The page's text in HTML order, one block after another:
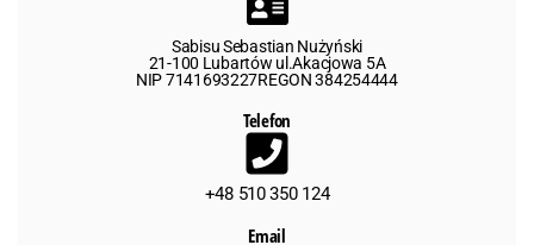
Sabisu Sebastian Nużyński
21-100 Lubartów ul.Akacjowa 5A
NIP 7141693227REGON 384254444
Telefon
+48 510 350 124
Email